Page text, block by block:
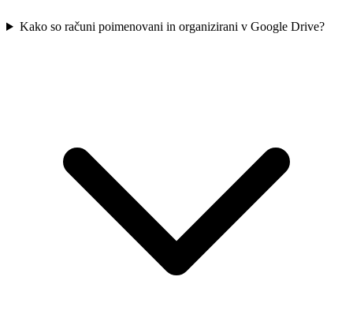
Kako so računi poimenovani in organizirani v Google Drive?